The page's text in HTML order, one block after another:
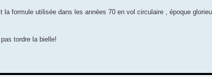
formule utilisée dans les années 70 en vol circulaire , époque
tordre la bielle!